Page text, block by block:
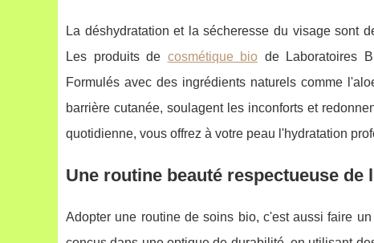
La déshydratation et la sécheresse du visage sont
Les produits de cosmétique bio de Laboratoires
Formulés avec des ingrédients naturels comme
barrière cutanée, soulagent les inconforts et
quotidienne, vous offrez à votre peau l'hydratation
Une routine beauté respectueuse de
Adopter une routine de soins bio, c'est aussi faire